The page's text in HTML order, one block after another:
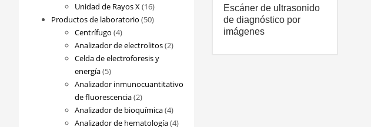
Escáner de ultrasonido
de diagnóstico por
imágenes
Unidad de Rayos X 1616
productos
Productos de laboratorio 5050
Centrífugo 44
productos
Analizador de electrolitos 22
Celda de electroforesis y
energía 55
productos
Analizador inmunocuantitativo
de fluorescencia 22
productos
Analizador de bioquímica 44
productos
Analizador de hematología 44